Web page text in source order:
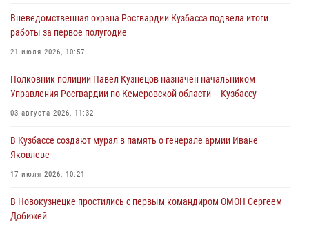
Росгвардейцы задержали мужчину, повредившего имущество
горожанки
06 августа 2026, 08:17
Росгвардейцы пресекли противоправные действия и защитили
новокузнечанку от агрессивного знакомого
06 августа 2026, 07:16
Вневедомственная охрана Росгвардии Кузбасса подвела итоги
работы за первое полугодие
21 июля 2026, 10:57
Полковник полиции Павел Кузнецов назначен начальником
Управления Росгвардии по Кемеровской области – Кузбассу
03 августа 2026, 11:32
В Кузбассе создают мурал в память о генерале армии Иване
Яковлеве
17 июля 2026, 10:21
В Новокузнецке простились с первым командиром ОМОН Сергеем
Добижей